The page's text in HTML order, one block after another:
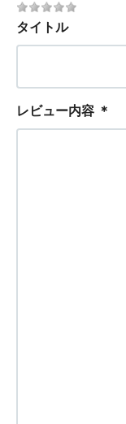
タイトル
レビュー内容 ＊